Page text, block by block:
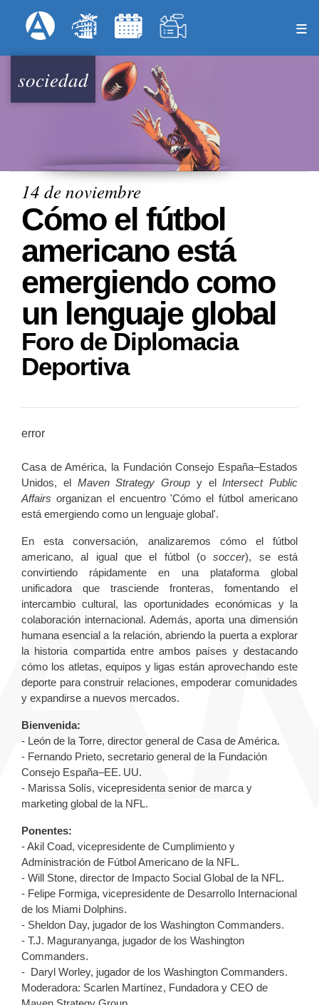
al
principal
Menú Superior
sociedad
14 de noviembre
Cómo el fútbol
americano está
emergiendo como
un lenguaje global
Foro de Diplomacia
Deportiva
error
Casa de América, la Fundación Consejo España–Estados
Unidos, el Maven Strategy Group y elIntersect Public
Affairs organizan el encuentro 'Cómo el fútbol americano
está emergiendo como un lenguaje global'.
En esta conversación, analizaremos cómo el fútbol
americano, al igual que el fútbol (osoccer), se está
convirtiendo rápidamente en una plataforma global
unificadora que trasciende fronteras, fomentando el
intercambio cultural, las oportunidades económicas y la
colaboración internacional. Además, aporta una dimensión
humana esencial a la relación, abriendo la puerta a explorar
la historia compartida entre ambos países y destacando
cómo los atletas, equipos y ligas están aprovechando este
deporte para construir relaciones, empoderar comunidades
y expandirse a nuevos mercados.
Bienvenida:
- León de la Torre, director general de Casa de América.
- Fernando Prieto, secretario general de la Fundación
Consejo España–EE. UU.
- Marissa Solís, vicepresidenta senior de marca y
marketing global de la NFL.
Ponentes:
- Akil Coad, vicepresidente de Cumplimiento y
Administración de Fútbol Americano de la NFL.
- Will Stone, director de Impacto Social Global de la NFL.
- Felipe Formiga, vicepresidente de Desarrollo Internacional
de los Miami Dolphins.
- Sheldon Day, jugador de los Washington Commanders.
- T.J. Maguranyanga, jugador de los Washington
Commanders.
- Daryl Worley, jugador de los Washington Commanders.
Moderadora: Scarlen Martínez, Fundadora y CEO de